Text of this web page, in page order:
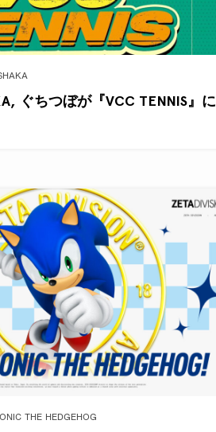
ぐちつぼが『VCC TENNIS』に
THE HEDGEHOG